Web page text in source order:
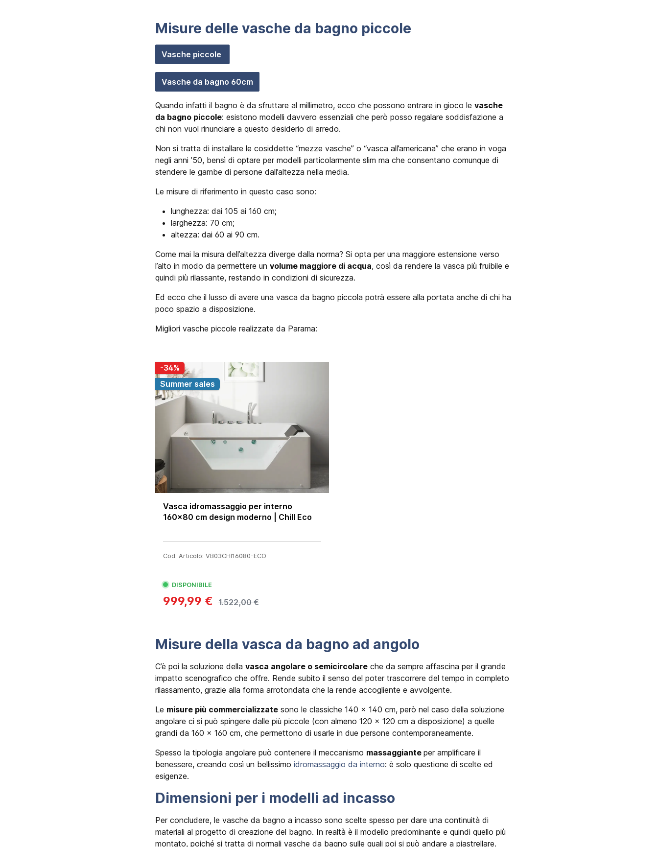
Misure delle vasche da bagno piccole
Vasche piccole
Vasche da bagno 60cm
Quando infatti il bagno è da sfruttare al millimetro, ecco che possono entrare in gioco le vasche
da bagno piccole: esistono modelli davvero essenziali che però posso regalare soddisfazione a
chi non vuol rinunciare a questo desiderio di arredo.
Non si tratta di installare le cosiddette “mezze vasche” o “vasca all’americana” che erano in voga
negli anni ’50, bensì di optare per modelli particolarmente slim ma che consentano comunque di
stendere le gambe di persone dall’altezza nella media.
Le misure di riferimento in questo caso sono:
lunghezza: dai 105 ai 160 cm;
larghezza: 70 cm;
altezza: dai 60 ai 90 cm.
Come mai la misura dell’altezza diverge dalla norma? Si opta per una maggiore estensione verso
l’alto in modo da permettere un volume maggiore di acqua, così da rendere la vasca più fruibile e
quindi più rilassante, restando in condizioni di sicurezza.
Ed ecco che il lusso di avere una vasca da bagno piccola potrà essere alla portata anche di chi ha
poco spazio a disposizione.
Migliori vasche piccole realizzate da Parama:
-34%
Summer sales
Vasca idromassaggio per interno
160x80 cm design moderno | Chill Eco
Cod. Articolo: VB03CHI16080-ECO
DISPONIBILE
999,99 € 1.522,00 €
Misure della vasca da bagno ad angolo
C’è poi la soluzione della vasca angolare o semicircolare che da sempre affascina per il grande
impatto scenografico che offre. Rende subito il senso del poter trascorrere del tempo in completo
rilassamento, grazie alla forma arrotondata che la rende accogliente e avvolgente.
Le misure più commercializzate sono le classiche 140 x 140 cm, però nel caso della soluzione
angolare ci si può spingere dalle più piccole (con almeno 120 x 120 cm a disposizione) a quelle
grandi da 160 x 160 cm, che permettono di usarle in due persone contemporaneamente.
Spesso la tipologia angolare può contenere il meccanismo massaggiante per amplificare il
benessere, creando così un bellissimo idromassaggio da interno: è solo questione di scelte ed
esigenze.
Dimensioni per i modelli ad incasso
Per concludere, le vasche da bagno a incasso sono scelte spesso per dare una continuità di
materiali al progetto di creazione del bagno. In realtà è il modello predominante e quindi quello più
montato, poiché si tratta di normali vasche da bagno sulle quali poi si può andare a piastrellare.